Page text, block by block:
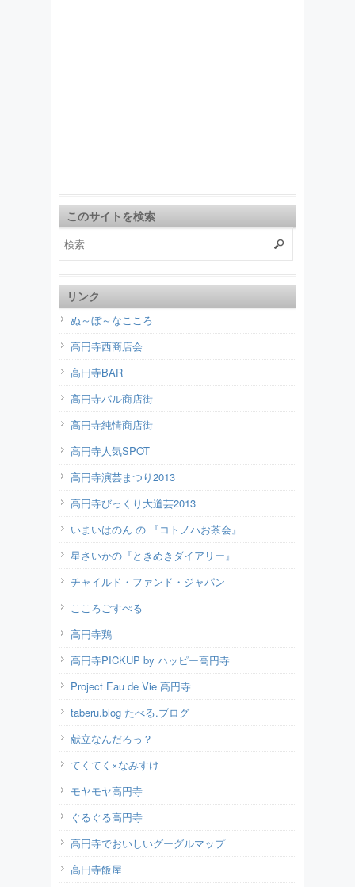
このサイトを検索
リンク
ぬ～ぼ～なこころ
高円寺西商店会
高円寺BAR
高円寺パル商店街
高円寺純情商店街
高円寺人気SPOT
高円寺演芸まつり2013
高円寺びっくり大道芸2013
いまいはのん の 『コトノハお茶会』
星さいかの『ときめきダイアリー』
チャイルド・ファンド・ジャパン
こころごすぺる
高円寺鶏
高円寺PICKUP by ハッピー高円寺
Project Eau de Vie 高円寺
taberu.blog たべる.ブログ
献立なんだろっ？
てくてく×なみすけ
モヤモヤ高円寺
ぐるぐる高円寺
高円寺でおいしいグーグルマップ
高円寺飯屋